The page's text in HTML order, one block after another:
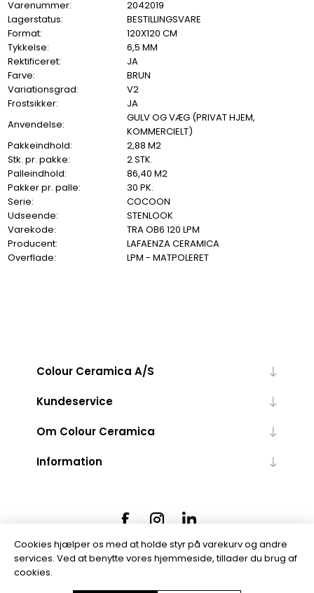
Varenummer:
2042019
Lagerstatus:
BESTILLINGSVARE
Format:
120X120 CM
Tykkelse:
6,5 MM
Rektificeret:
JA
Farve:
BRUN
Variationsgrad:
V2
Frostsikker:
JA
Anvendelse:
GULV OG VÆG (PRIVAT HJEM,
KOMMERCIELT)
Pakkeindhold:
2,88 M2
Stk. pr. pakke:
2 STK.
Palleindhold:
86,40 M2
Pakker pr. palle:
30 PK.
Serie:
COCOON
Udseende:
STENLOOK
Varekode:
TRA OB6 120 LPM
Producent:
LAFAENZA CERAMICA
Overflade:
LPM - MATPOLERET
Colour Ceramica A/S
Kundeservice
Om Colour Ceramica
Information
Powered bynopCommerce
Cookies hjælper os med at holde styr på varekurv og andre
services. Ved at benytte vores hjemmeside, tillader du brug af
cookies.